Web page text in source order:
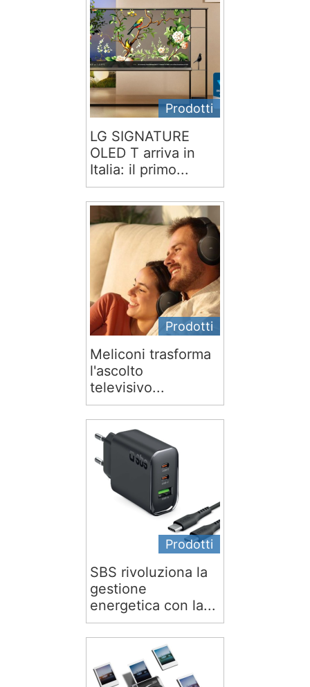
Prodotti
LG SIGNATURE
OLED T arriva in
Italia: il primo...
Prodotti
Meliconi trasforma
l'ascolto
televisivo...
Prodotti
SBS rivoluziona la
gestione
energetica con la...